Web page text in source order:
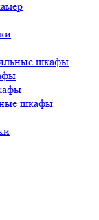
шкафы
шкафы